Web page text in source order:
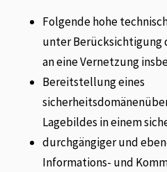
Folgende hohe
unter Berücksichtigung
an eine Vernetzung
Bereitstellung eines
Lagebildes in einem
durchgängiger und
Informations- und